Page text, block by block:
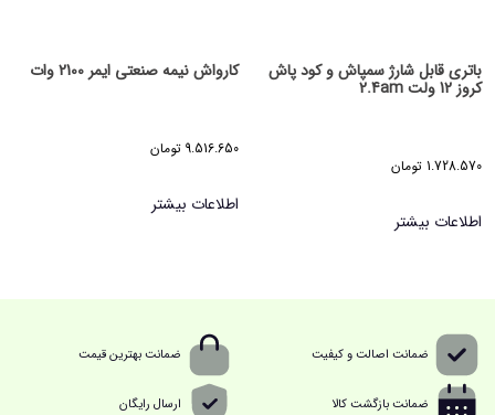
باتری قابل شارژ سمپاش و کود پاش
کروز 12 ولت 2.4am
1.728.570 تومان
اطلاعات بیشتر
کارواش نیمه صنعتی ایمر 2100 وات
9.516.650 تومان
اطلاعات بیشتر
ضمانت اصالت و کیفیت ضمانت بهترین قیمت
ضمانت بازگشت کالا ارسال رایگان